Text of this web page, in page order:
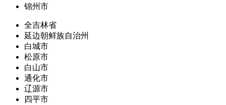
锦州市
全吉林省
延边朝鲜族自治州
白城市
松原市
白山市
通化市
辽源市
四平市